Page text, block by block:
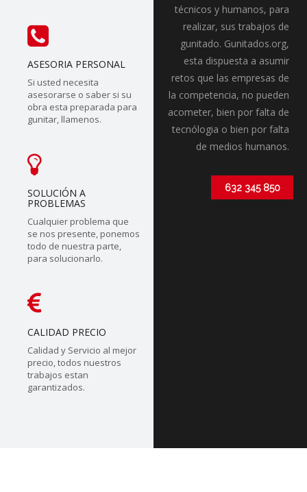
ASESORIA PERSONAL
Si usted necesita
asesorarse o saber si su
obra esta preparada para
gunitar, llamenos.
SOLUCIÓN A
PROBLEMAS
Cualquier problema que
se nos presente, ponemos
todo de nuestra parte,
para solucionarlo.
CALIDAD PRECIO
Calidad y Servicio al mejor
precio, todos nuestros
trabajos estan
garantizados.
técnicos y humanos, para
realizar, sus trabajos de
gunitado. Gunitados.org,
esta dispuesta a asumir
retos que las empresas de
la competencia, no pueden
acometer, bien por falta de
tecnólogia o bien por falta
de medios humanos.
632 345 850